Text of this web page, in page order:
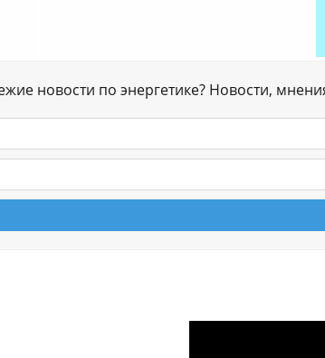
новости по энергетике? Новости,